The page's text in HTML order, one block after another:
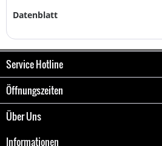
Datenblatt
Service Hotline
Öffnungszeiten
Über Uns
Informationen